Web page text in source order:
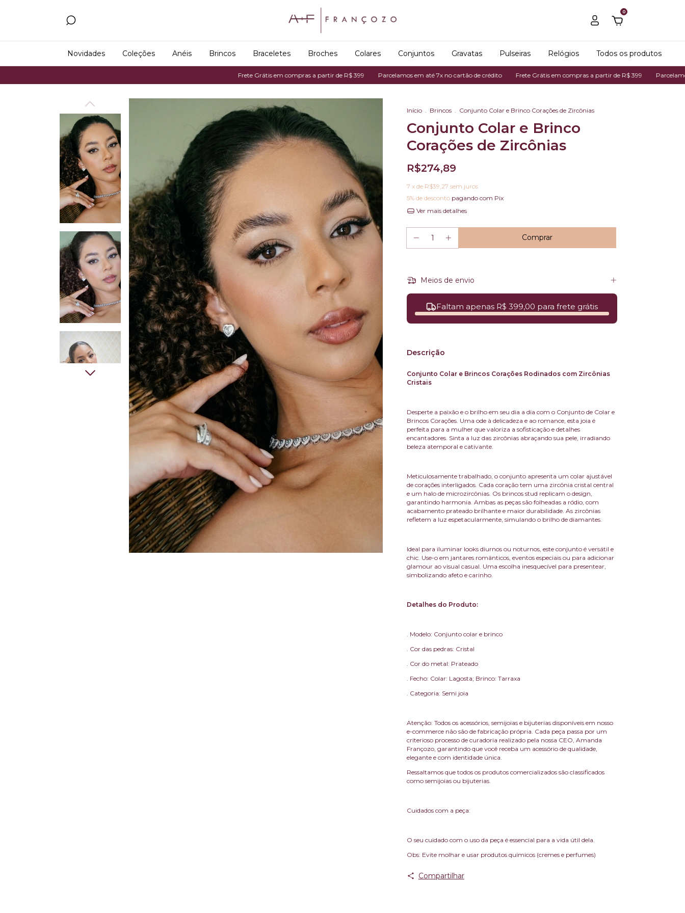
0
Novidades Coleções Anéis Brincos Braceletes Broches Colares Conjuntos Gravatas Pulseiras Relógios Todos os produtos
Frete Grátis em compras a partir de R$ 399 Parcelamos em até 7x no cartão de crédito Frete Grátis em compras a partir de R$ 399 Parcelamos em até 7x
Início . Brincos . Conjunto Colar e Brinco Corações de Zircônias
Conjunto Colar e Brinco
Corações de Zircônias
R$274,89
7 x de R$39,27 sem juros
5% de desconto pagando com Pix
Ver mais detalhes
Meios de envio
Faltam apenas R$ 399,00 para frete grátis
Descrição
Conjunto Colar e Brincos Corações Rodinados com Zircônias
Cristais
Desperte a paixão e o brilho em seu dia a dia com o Conjunto de Colar e
Brincos Corações. Uma ode à delicadeza e ao romance, esta joia é
perfeita para a mulher que valoriza a sofisticação e detalhes
encantadores. Sinta a luz das zircônias abraçando sua pele, irradiando
beleza atemporal e cativante.
Meticulosamente trabalhado, o conjunto apresenta um colar ajustável
de corações interligados. Cada coração tem uma zircônia cristal central
e um halo de microzircônias. Os brincos stud replicam o design,
garantindo harmonia. Ambas as peças são folheadas a ródio, com
acabamento prateado brilhante e maior durabilidade. As zircônias
refletem a luz espetacularmente, simulando o brilho de diamantes.
Ideal para iluminar looks diurnos ou noturnos, este conjunto é versátil e
chic. Use-o em jantares românticos, eventos especiais ou para adicionar
glamour ao visual casual. Uma escolha inesquecível para presentear,
simbolizando afeto e carinho.
Detalhes do Produto:
. Modelo: Conjunto colar e brinco
. Cor das pedras: Cristal
. Cor do metal: Prateado
. Fecho: Colar: Lagosta; Brinco: Tarraxa
. Categoria: Semi joia
Atenção: Todos os acessórios, semijoias e bijuterias disponíveis em nosso
e-commerce não são de fabricação própria. Cada peça passa por um
criterioso processo de curadoria realizado pela nossa CEO, Amanda
Françozo, garantindo que você receba um acessório de qualidade,
elegante e com identidade única.
Ressaltamos que todos os produtos comercializados são classificados
como semijoias ou bijuterias.
Cuidados com a peça:
O seu cuidado com o uso da peça é essencial para a vida útil dela.
Obs: Evite molhar e usar produtos químicos (cremes e perfumes)
Compartilhar